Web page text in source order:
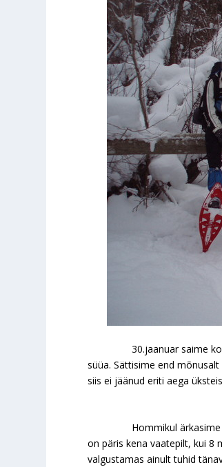
30.jaanuar saime kokku
süüa. Sättisime end
siis ei jäänud eriti aega
Hommikul ärkasime vara,
on päris kena vaatepilt, kui 8
valgustamas ainult tuhid